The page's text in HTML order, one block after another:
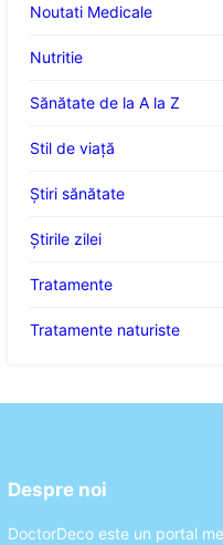
Noutati Medicale
Nutritie
Sănătate de la A la Z
Stil de viaţă
Ştiri sănătate
Știrile zilei
Tratamente
Tratamente naturiste
Despre noi
DoctorDeco este un portal